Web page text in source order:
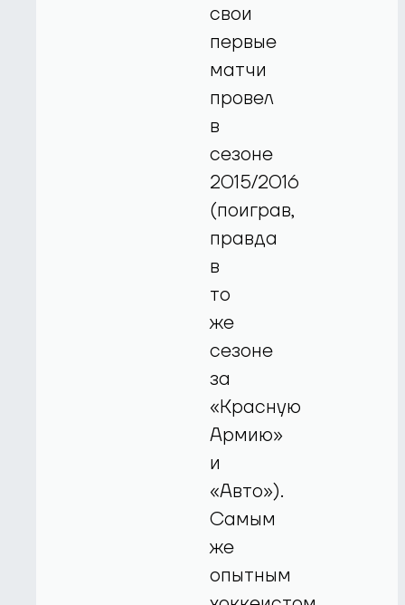
свои
первые
матчи
провел
в
сезоне
2015/2016
(поиграв,
правда
в
то
же
сезоне
за
«Красную
Армию»
и
«Авто»).
Самым
же
опытным